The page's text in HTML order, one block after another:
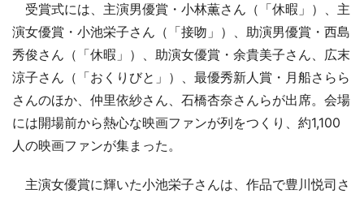
受賞式には、主演男優賞・小林薫さん（「休暇」）、主
演女優賞・小池栄子さん（「接吻」）、助演男優賞・西島
秀俊さん（「休暇」）、助演女優賞・余貴美子さん、広末
涼子さん（「おくりびと」）、最優秀新人賞・月船さらら
さんのほか、仲里依紗さん、石橋杏奈さんらが出席。会場
には開場前から熱心な映画ファンが列をつくり、約1,100
人の映画ファンが集まった。
主演女優賞に輝いた小池栄子さんは、作品で豊川悦司さ